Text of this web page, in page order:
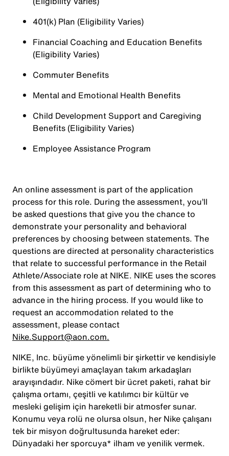
401(k) Plan (Eligibility Varies)
Financial Coaching and Education Benefits
(Eligibility Varies)
Commuter Benefits
Mental and Emotional Health Benefits
Child Development Support and Caregiving
Benefits (Eligibility Varies)
Employee Assistance Program
An online assessment is part of the application
process for this role. During the assessment, you’ll
be asked questions that give you the chance to
demonstrate your personality and behavioral
preferences by choosing between statements. The
questions are directed at personality characteristics
that relate to successful performance in the Retail
Athlete/Associate role at NIKE. NIKE uses the scores
from this assessment as part of determining who to
advance in the hiring process. If you would like to
request an accommodation related to the
assessment, please contact
Nike.Support@aon.com.
NIKE, Inc. büyüme yönelimli bir şirkettir ve kendisiyle
birlikte büyümeyi amaçlayan takım arkadaşları
arayışındadır. Nike cömert bir ücret paketi, rahat bir
çalışma ortamı, çeşitli ve katılımcı bir kültür ve
mesleki gelişim için hareketli bir atmosfer sunar.
Konumu veya rolü ne olursa olsun, her Nike çalışanı
tek bir misyon doğrultusunda hareket eder:
Dünyadaki her sporcuya* ilham ve yenilik vermek.